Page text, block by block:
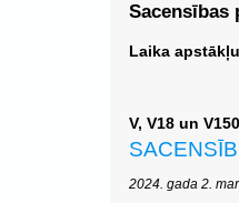
Sacensības
Laika
V, V18 un
2024. gada 2.